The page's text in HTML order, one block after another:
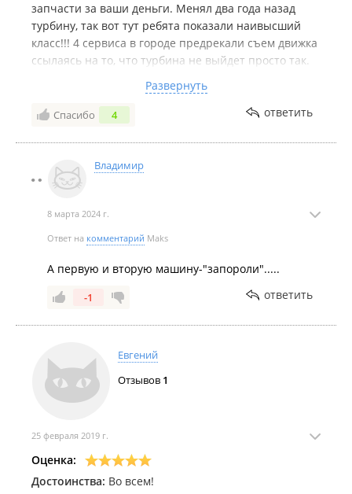
запчасти за ваши деньги. Менял два года назад
турбину, так вот тут ребята показали наивысший
класс!!! 4 сервиса в городе предрекали съем движка
ссылаясь на то, что турбина не выйдет просто так.
Переброска дизеля на микро автобусе за пол дня!!!
Сейчас обслуживают Европейца, большая часть
Тут же не только берут в работу, но и оперативно
делают! Единственный минус мало подъёмников,
Техпрогресс Вам нужно расширяться. Учитывая
на подъёмнике у Вас не будет...
Развернуть
Спасибо 4 ответить
Владимир
8 марта 2024 г.
Ответ на комментарий Maks
А первую и вторую машину-"запороли".....
-1 ответить
Евгений
Отзывов 1
25 февраля 2019 г.
Оценка:
Достоинства: Во всем!